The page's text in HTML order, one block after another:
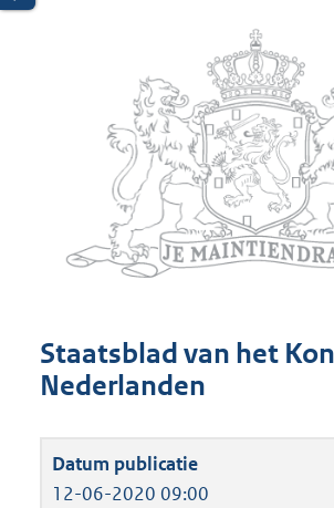
Staatsblad van het
Nederlanden
12-06-2020 09:00